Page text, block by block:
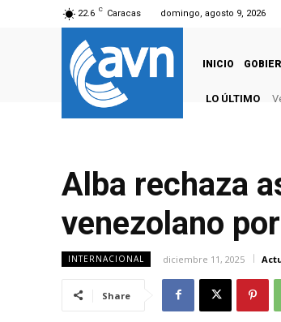
22.6 C Caracas domingo, agosto 9, 2026
INICIO
LO ÚLTIMO
Alba rechaza
venezolano
INTERNACIONAL diciembre 11, 2025
Share